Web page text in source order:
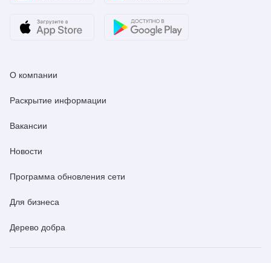
О компании
Раскрытие информации
Вакансии
Новости
Программа обновления сети
Для бизнеса
Дерево добра